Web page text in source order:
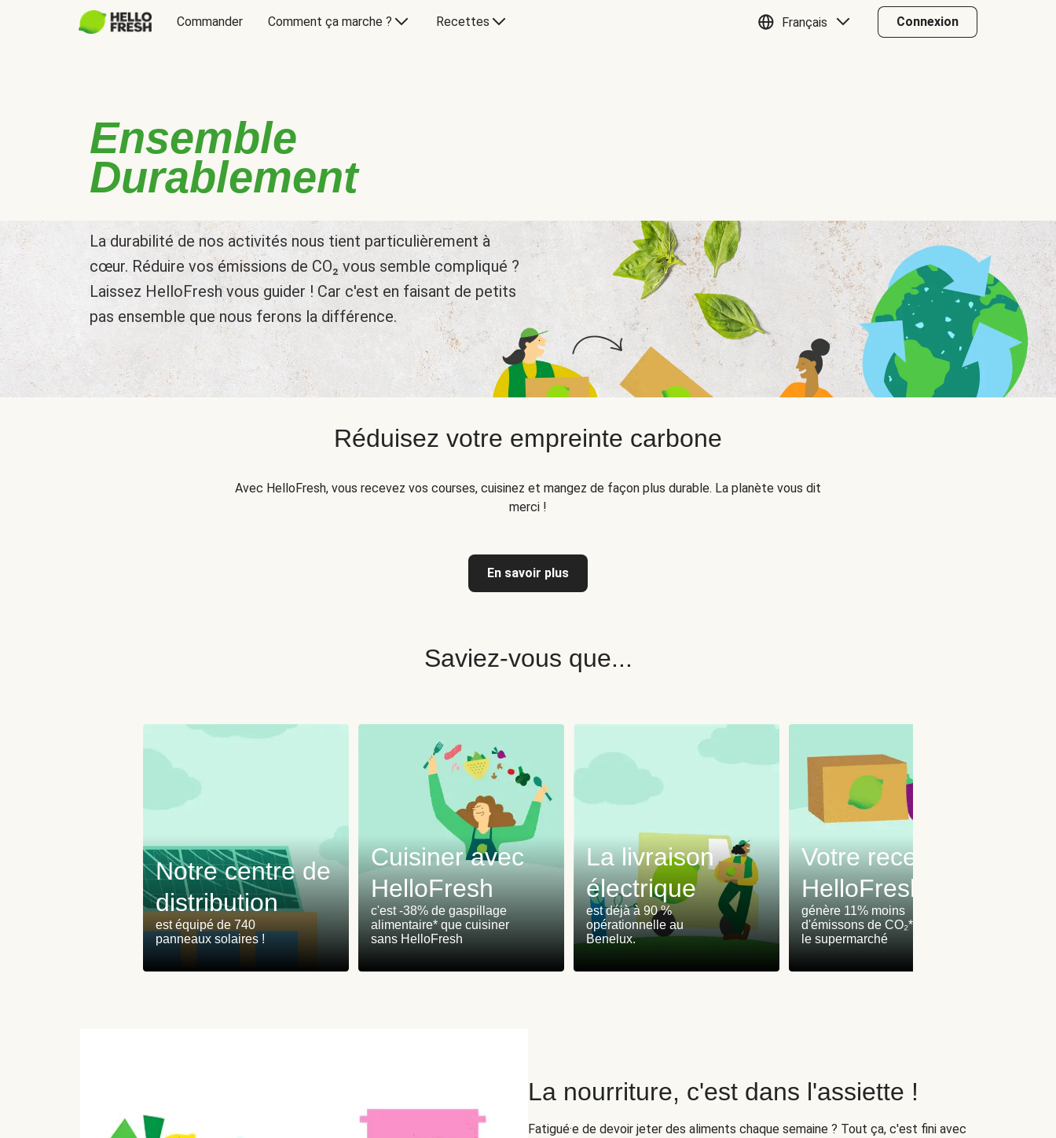
Commander Comment ça marche ? Recettes Français Connexion
Ensemble
Durablement
La durabilité de nos activités nous tient particulièrement à
cœur. Réduire vos émissions de CO₂ vous semble compliqué ?
Laissez HelloFresh vous guider ! Car c'est en faisant de petits
pas ensemble que nous ferons la différence.
Réduisez votre empreinte carbone
Avec HelloFresh, vous recevez vos courses, cuisinez et mangez de façon plus durable. La planète vous dit
merci !
En savoir plus
Saviez-vous que...
Notre centre de
distribution
est équipé de 740
panneaux solaires !
Cuisiner avec
HelloFresh
c'est -38% de gaspillage
alimentaire* que cuisiner
sans HelloFresh
La livraison
électrique
est déjà à 90 %
opérationnelle au
Benelux.
Votre recette
HelloFresh
génère 11% moins
d'émissons de CO₂** que
le supermarché
La nourriture, c'est dans l'assiette !
Fatigué·e de devoir jeter des aliments chaque semaine ? Tout ça, c'est fini avec